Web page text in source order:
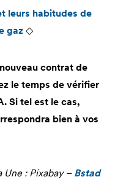
leurs habitudes de
gaz◇
contrat de
le temps de vérifier
Si tel est le cas,
bien à vos
Une : Pixabay –Bstad